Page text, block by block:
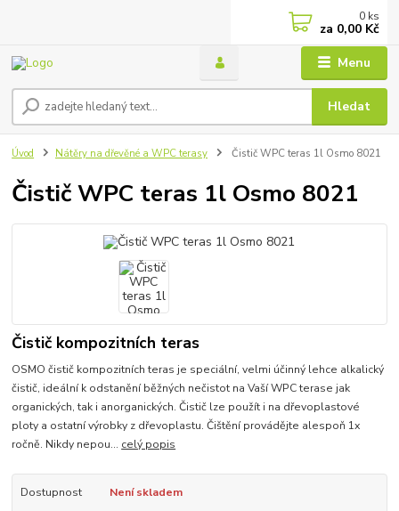
Menu
Hledat
0 ks
za 0,00 Kč
Úvod Nátěry na dřevěné a WPC terasy Čistič WPC teras 1l Osmo 8021
Čistič WPC teras 1l Osmo 8021
Čistič kompozitních teras
OSMO čistič kompozitních teras je speciální, velmi účinný lehce alkalický
čistič, ideální k odstanění běžných nečistot na Vaší WPC terase jak
organických, tak i anorganických. Čistič lze použít i na dřevoplastové
ploty a ostatní výrobky z dřevoplastu. Čištění provádějte alespoň 1x
ročně. Nikdy nepou... celý popis
Dostupnost Není skladem